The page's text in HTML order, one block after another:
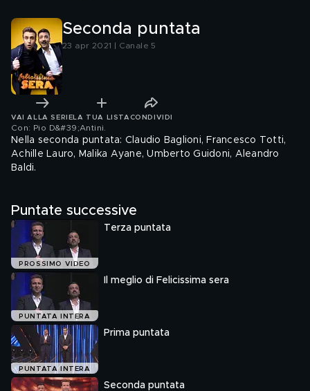
Seconda puntata
23 apr 2021 | Canale 5
VAI ALLA SERIE LA TUA LISTA CONDIVIDI
Con: Pio D&#39;Antini
Nella seconda puntata: Claudio Baglioni, Francesco Totti,
Achille Lauro, Malika Ayane, Umberto Guidoni, Aleandro
Baldi.
Puntate successive
PROSSIMO VIDEO
Terza puntata
PUNTATA INTERA
Il meglio di Felicissima sera
PUNTATA INTERA
Prima puntata
Seconda puntata